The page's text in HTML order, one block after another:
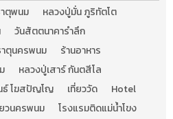
ตุพนม
หลวงปู่มั่น ภูริทัตโต
วันสัตตนาคารำลึก
ตุนครพนม
ร้านอาหาร
หลวงปู่เสาร์ กันตสีโล
ธ์ โฆสปัญโญ เที่ยววัด
Hotel
วนครพนม
โรงแรมติดแม่น้ำโขง